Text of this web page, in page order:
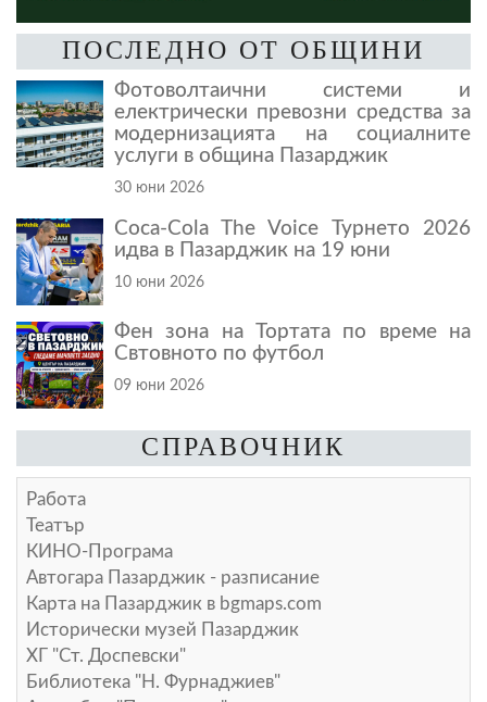
ПОСЛЕДНО ОТ ОБЩИНИ
Фотоволтаични системи и
електрически превозни средства за
модернизацията на социалните
услуги в община Пазарджик
30 юни 2026
Coca-Cola The Voice Турнето 2026
идва в Пазарджик на 19 юни
10 юни 2026
Фен зона на Тортата по време на
Свтовното по футбол
09 юни 2026
СПРАВОЧНИК
Работа
Театър
КИНО-Програма
Автогара Пазарджик - разписание
Карта на Пазарджик в bgmaps.com
Исторически музей Пазарджик
ХГ "Ст. Доспевски"
Библиотека "Н. Фурнаджиев"